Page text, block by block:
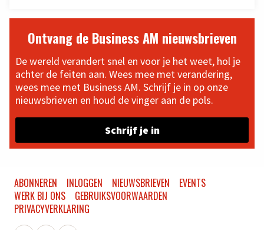
Ontvang de Business AM nieuwsbrieven
De wereld verandert snel en voor je het weet, hol je
achter de feiten aan. Wees mee met verandering,
wees mee met Business AM. Schrijf je in op onze
nieuwsbrieven en houd de vinger aan de pols.
Schrijf je in
ABONNEREN INLOGGEN NIEUWSBRIEVEN
EVENTS
WERK BIJ ONS
GEBRUIKSVOORWAARDEN
PRIVACYVERKLARING